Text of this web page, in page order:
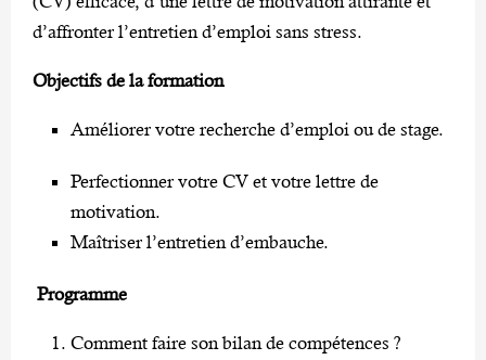
d’affronter l’entretien d’emploi sans stress.
Objectifs de la formation
Améliorer votre recherche d’emploi ou de stage.
Perfectionner votre CV et votre lettre de
motivation.
Maîtriser l’entretien d’embauche.
Programme
Comment faire son bilan de compétences ?